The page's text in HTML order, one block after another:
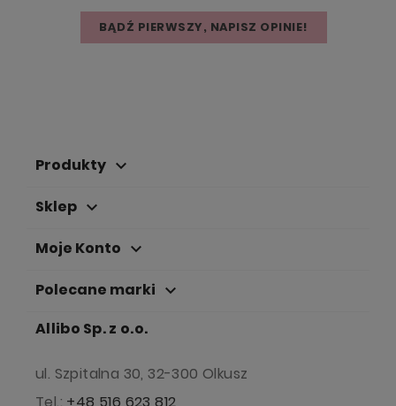
BĄDŹ PIERWSZY, NAPISZ OPINIE!
Produkty keyboard_arrow_down
Sklep keyboard_arrow_down
Moje Konto keyboard_arrow_down
Polecane marki keyboard_arrow_down
Allibo Sp. z o.o.
ul. Szpitalna 30, 32-300 Olkusz
Tel.: +48 516 623 812